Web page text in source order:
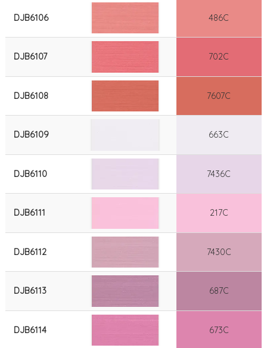
DJB6106 486C
DJB6107 702C
DJB6108 7607C
DJB6109 663C
DJB6110 7436C
DJB6111 217C
DJB6112 7430C
DJB6113 687C
DJB6114 673C